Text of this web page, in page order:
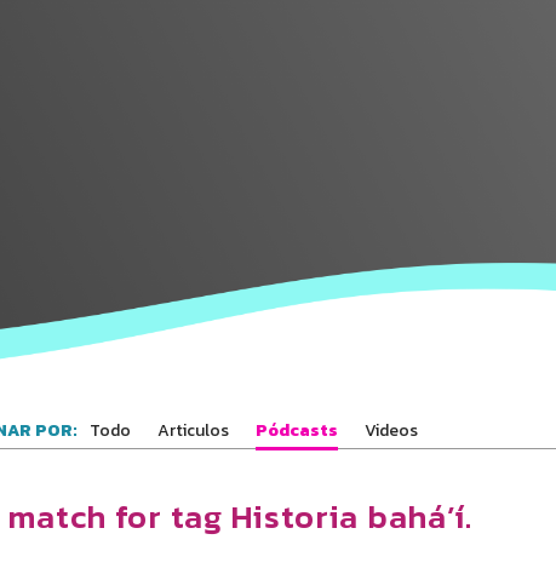
POR: Todo Articulos Pódcasts Videos
for tag Historia bahá’í.